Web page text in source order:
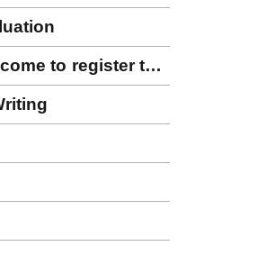
to register the
amount: 36